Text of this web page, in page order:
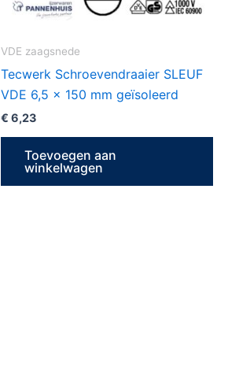
VDE zaagsnede
Tecwerk Schroevendraaier SLEUF
VDE 6,5 x 150 mm geïsoleerd
€ 6,23
Toevoegen aan
winkelwagen